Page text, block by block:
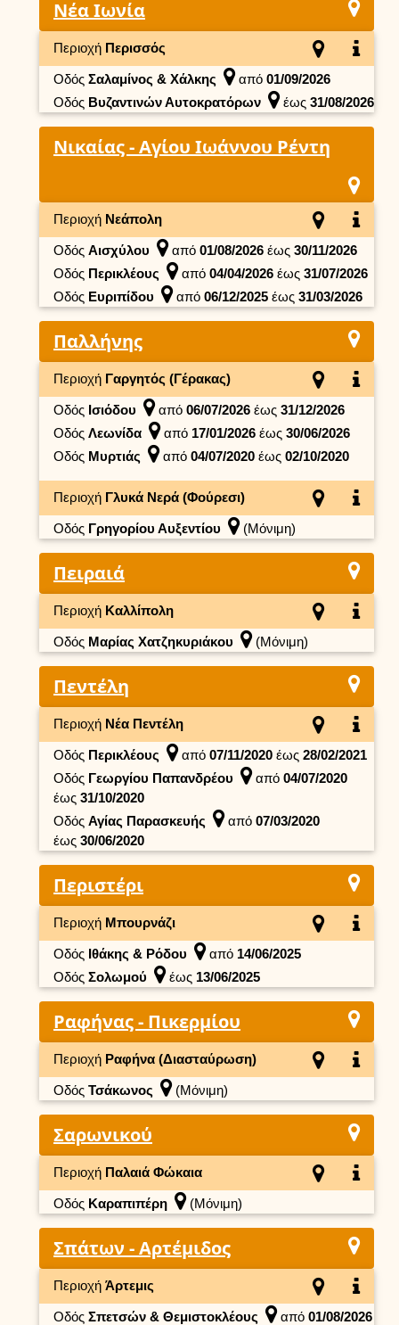
Νέα Ιωνία
Περιοχή Περισσός
Οδός Σαλαμίνος & Χάλκης από 01/09/2026
Οδός Βυζαντινών Αυτοκρατόρων έως 31/08/2026
Νικαίας - Αγίου Ιωάννου Ρέντη
Περιοχή Νεάπολη
Οδός Αισχύλου από 01/08/2026 έως 30/11/2026
Οδός Περικλέους από 04/04/2026 έως 31/07/2026
Οδός Ευριπίδου από 06/12/2025 έως 31/03/2026
Παλλήνης
Περιοχή Γαργητός (Γέρακας)
Οδός Ισιόδου από 06/07/2026 έως 31/12/2026
Οδός Λεωνίδα από 17/01/2026 έως 30/06/2026
Οδός Μυρτιάς από 04/07/2020 έως 02/10/2020
Περιοχή Γλυκά Νερά (Φούρεσι)
Οδός Γρηγορίου Αυξεντίου (Μόνιμη)
Πειραιά
Περιοχή Καλλίπολη
Οδός Μαρίας Χατζηκυριάκου (Μόνιμη)
Πεντέλη
Περιοχή Νέα Πεντέλη
Οδός Περικλέους από 07/11/2020 έως 28/02/2021
Οδός Γεωργίου Παπανδρέου από 04/07/2020
έως 31/10/2020
Οδός Αγίας Παρασκευής από 07/03/2020
έως 30/06/2020
Περιστέρι
Περιοχή Μπουρνάζι
Οδός Ιθάκης & Ρόδου από 14/06/2025
Οδός Σολωμού έως 13/06/2025
Ραφήνας - Πικερμίου
Περιοχή Ραφήνα (Διασταύρωση)
Οδός Τσάκωνος (Μόνιμη)
Σαρωνικού
Περιοχή Παλαιά Φώκαια
Οδός Καραπιπέρη (Μόνιμη)
Σπάτων - Αρτέμιδος
Περιοχή Άρτεμις
Οδός Σπετσών & Θεμιστοκλέους από 01/08/2026